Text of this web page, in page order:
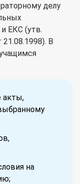
делу
ЕКС (утв.
В
акты,
на